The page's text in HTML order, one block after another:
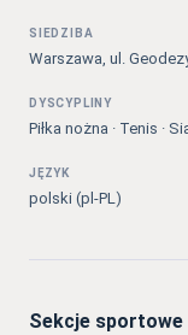
SIEDZIBA
Warszawa, ul.
DYSCYPLINY
Piłka nożna · Tenis ·
JĘZYK
polski (pl-PL)
Sekcje sportowe